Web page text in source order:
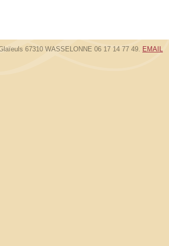
67310 WASSELONNE 06 17 14 77 49. EMAIL